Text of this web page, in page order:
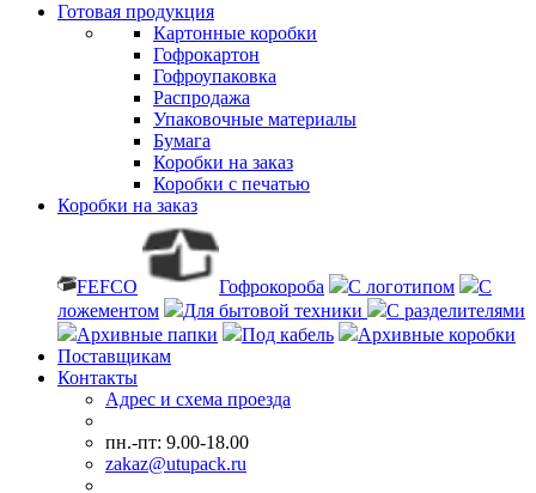
Готовая продукция
Картонные коробки
Гофрокартон
Гофроупаковка
Распродажа
Упаковочные материалы
Бумага
Коробки на заказ
Коробки с печатью
Коробки на заказ
FEFCO Гофрокороба С логотипом
С
ложементом
Для бытовой техники
С разделителями
Архивные папки
Под кабель
Архивные коробки
Поставщикам
Контакты
Адрес и схема проезда
пн.-пт: 9.00-18.00
zakaz@utupack.ru